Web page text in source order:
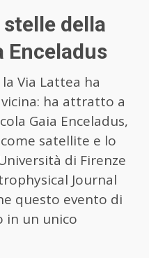
della
Enceladus
Via Lattea ha
ha attratto a
Gaia Enceladus,
satellite e lo
di Firenze
Journal
questo evento di
in un unico